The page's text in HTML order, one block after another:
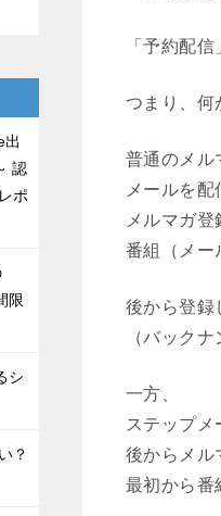
「予約配
つまり、何
普通のメル
メールを配
メルマガ登
番組（メー
後から登録
（バック
一方、
ステップメ
後からメル
最初から番
出
認
ポ
限
シ
？